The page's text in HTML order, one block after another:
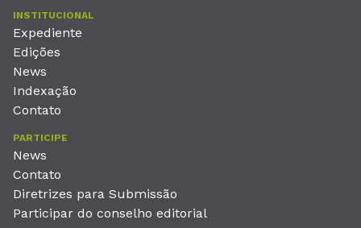
INSTITUCIONAL
Expediente
Edições
News
Indexação
Contato
PARTICIPE
News
Contato
Diretrizes para Submissão
Participar do conselho editorial